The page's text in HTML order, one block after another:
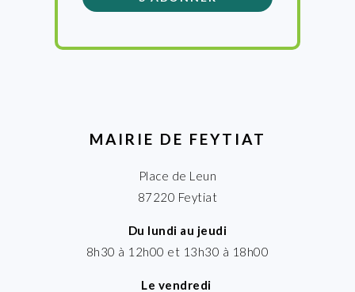
MAIRIE DE FEYTIAT
Place de Leun
87220 Feytiat
Du lundi au jeudi
8h30 à 12h00 et 13h30 à 18h00
Le vendredi